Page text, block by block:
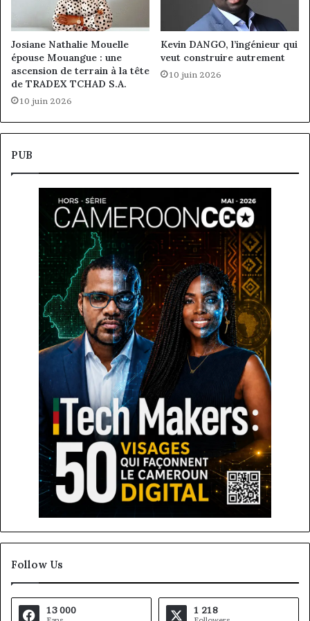
Josiane Nathalie Mouelle
épouse Mouangue : une
ascension de terrain à la tête
de TRADEX TCHAD S.A.
10 juin 2026
Kevin DANGO, l’ingénieur qui
veut construire autrement
10 juin 2026
PUB
Follow Us
13 000 1 218